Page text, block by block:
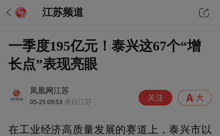
江苏频道
一季度195亿元！泰兴这67个“增
长点”表现亮眼
凤凰网江苏
05-25 09:53 来自江苏
在工业经济高质量发展的赛道上，泰兴市以